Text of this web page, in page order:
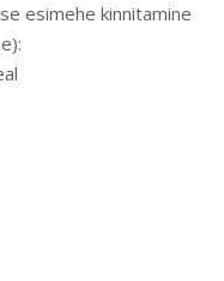
esimehe kinnitamine